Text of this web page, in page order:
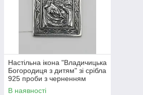
Настільна ікона "Владичицька
Богородиця з дитям" зі срібла
925 проби з черненням
56х36мм (9200ч)
В наявності